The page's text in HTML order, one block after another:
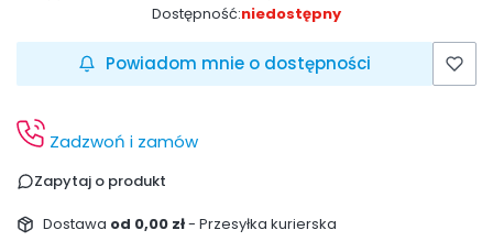
Dostępność:niedostępny
Powiadom mnie o dostępności
Zadzwoń i zamów
Zapytaj o produkt
Dostawa od 0,00 zł- Przesyłka kurierska